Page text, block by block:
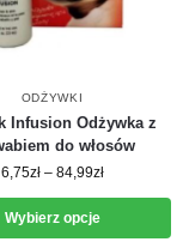
ODŻYWKI
Infusion Odżywka z
do włosów
6,75zł – 84,99zł
Wybierz opcje